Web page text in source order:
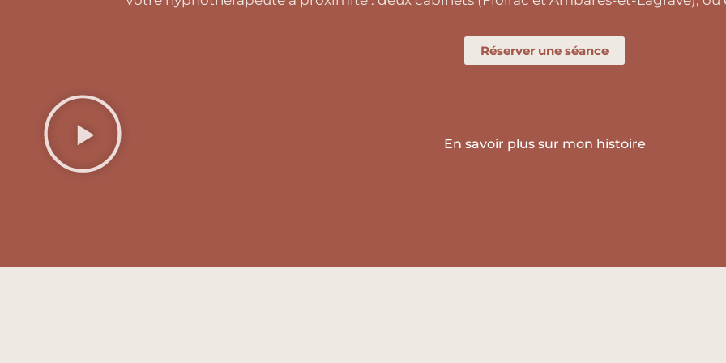
Réserver une séance
En savoir plus sur mon histoire